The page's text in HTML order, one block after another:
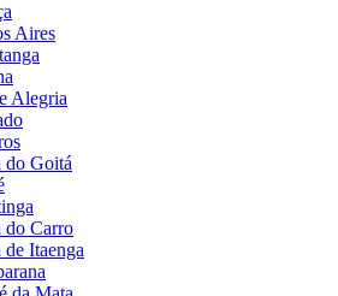
Aires
Alegria
do Goitá
do Carro
Itaenga